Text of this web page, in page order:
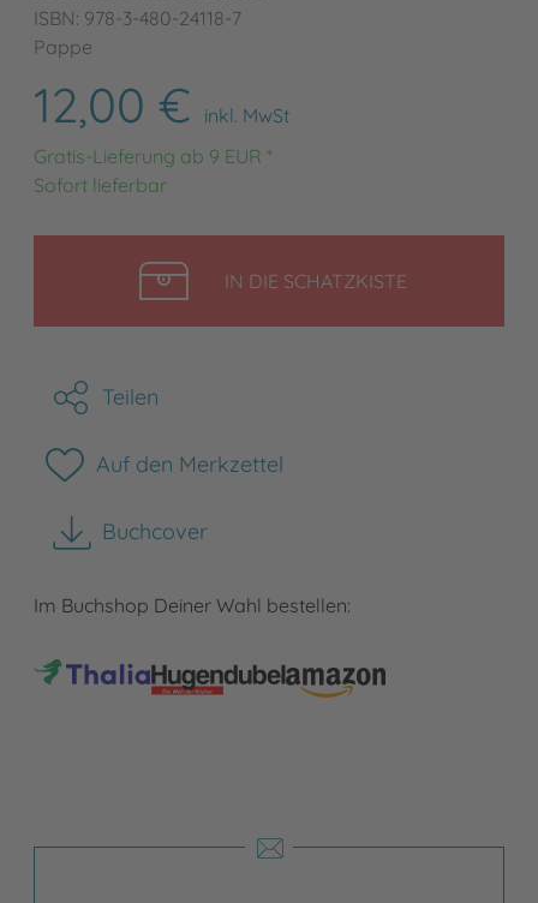
ISBN: 978-3-480-24118-7
Pappe
12,00 €
inkl. MwSt
Gratis-Lieferung ab 9 EUR *
Sofort lieferbar
IN DIE SCHATZKISTELEGEN
Teilen
Auf den Merkzettel
Buchcover
herunterladen
Im Buchshop Deiner Wahl bestellen: